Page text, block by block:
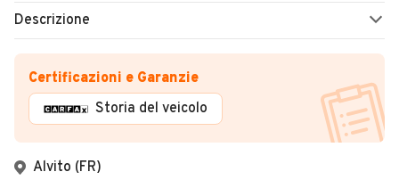
Descrizione
Certificazioni e Garanzie
Storia del veicolo
Alvito (FR)